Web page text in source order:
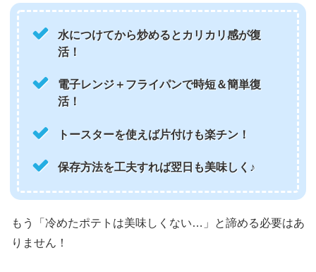
水につけてから炒めるとカリカリ感が復
活！
電子レンジ＋フライパンで時短＆簡単復
活！
トースターを使えば片付けも楽チン！
保存方法を工夫すれば翌日も美味しく♪
もう「冷めたポテトは美味しくない…」と諦める必要はあ
りません！